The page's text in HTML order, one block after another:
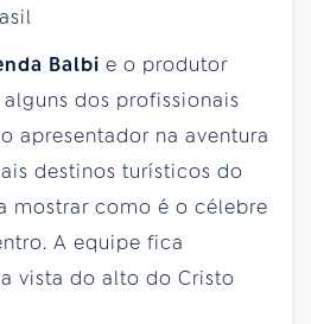
Balbi e o produtor
alguns dos profissionais
apresentador na aventura
destinos turísticos do
mostrar como é o célebre
A equipe fica
vista do alto do Cristo